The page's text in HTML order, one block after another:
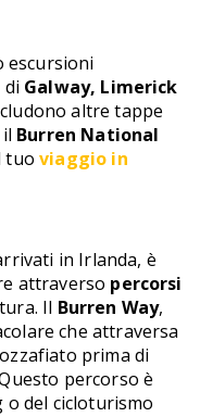
Galway, Limerick
altre tappe
Burren National
tuoviaggio in
in Irlanda, è
attraverso percorsi
Il Burren Way,
che attraversa
prima di
percorso è
del cicloturismo